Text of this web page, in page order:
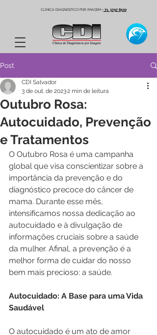
CLÍNICA DIAGNÓSTICO POR IMAGEM-71. 3797 8500
Post
Outubro Rosa:
Autocuidado, Prevenção
e Tratamentos
CDI Salvador
3 de out. de 20232 min de leitura
O Outubro Rosa é uma campanha
global que visa conscientizar sobre a
importância da prevenção e do
diagnóstico precoce do câncer de
mama. Durante esse mês,
intensificamos nossa dedicação ao
autocuidado e à divulgação de
informações cruciais sobre a saúde
da mulher. Afinal, a prevenção é a
melhor forma de cuidar do nosso
bem mais precioso: a saúde.
Autocuidado: A Base para uma Vida
Saudável
O autocuidado é um ato de amor